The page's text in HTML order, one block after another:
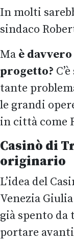
In molti
sindaco
Ma è
progetto?
tante
le grandi
in città come
Casinò di
originario
L’idea del
Venezia
già spento da
portare